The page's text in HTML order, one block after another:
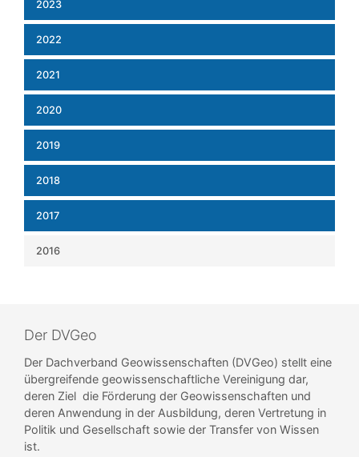
2023
2022
2021
2020
2019
2018
2017
2016
Der DVGeo
Der Dachverband Geowissenschaften (DVGeo) stellt eine
übergreifende geowissenschaftliche Vereinigung dar,
deren Ziel die Förderung der Geowissenschaften und
deren Anwendung in der Ausbildung, deren Vertretung in
Politik und Gesellschaft sowie der Transfer von Wissen
ist.